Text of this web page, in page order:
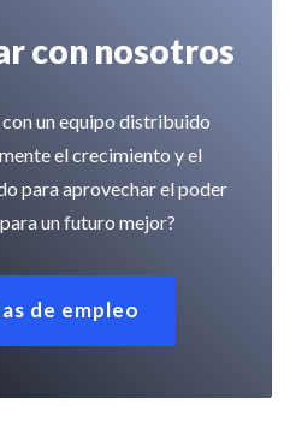
con nosotros
un equipo distribuido
el crecimiento y el
para aprovechar el poder
un futuro mejor?
de empleo